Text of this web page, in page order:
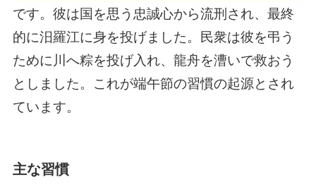
です。彼は国を思う忠誠心から流刑され、最終
的に汨羅江に身を投げました。民衆は彼を弔う
ために川へ粽を投げ入れ、龍舟を漕いで救おう
としました。これが端午節の習慣の起源とされ
ています。
主な習慣